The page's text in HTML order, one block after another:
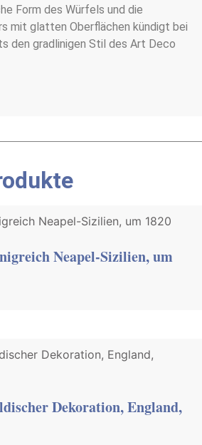
Form des Würfels und die
mit glatten Oberflächen kündigt bei
den gradlinigen Stil des Art Deco
Neapel-Sizilien, um
Dekoration, England,